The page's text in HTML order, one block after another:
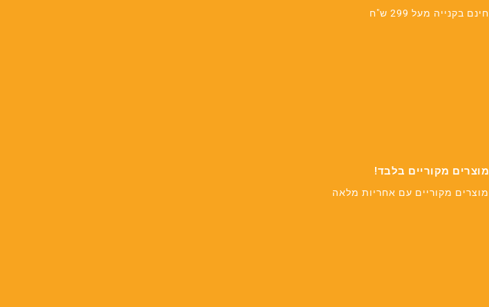
חינם בקנייה מעל 299 ש"ח
מוצרים מקוריים בלבד!
מוצרים מקוריים עם אחריות מלאה